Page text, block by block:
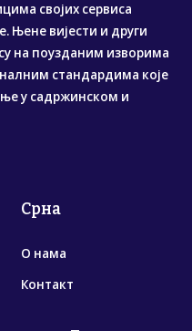
својих сервиса
Њене вијести и други
на поузданим изворима
стандардима које
у садржинском и
Срна
О нама
Контакт